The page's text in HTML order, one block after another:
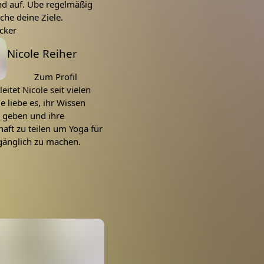
auf. Übe regelmäßig
deine Ziele.
Nicole Reiher
Zum Profil
Nicole seit vielen
liebe es, ihr Wissen
und ihre
zu teilen um Yoga für
zu machen.